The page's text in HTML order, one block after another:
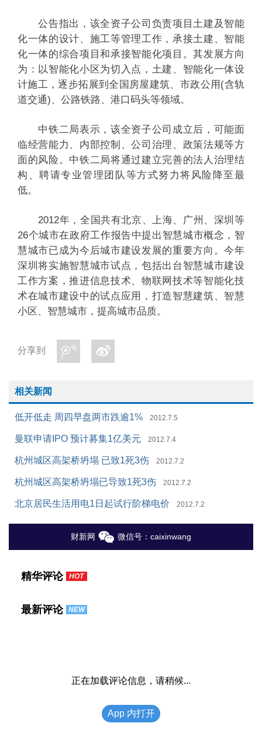
公告指出，该全资子公司负责项目土建及智能
化一体的设计、施工等管理工作，承接土建、智能
化一体的综合项目和承接智能化项目。其发展方向
为：以智能化小区为切入点，土建、智能化一体设
计施工，逐步拓展到全国房屋建筑、市政公用(含轨
道交通)、公路铁路、港口码头等领域。
中铁二局表示，该全资子公司成立后，可能面
临经营能力、内部控制、公司治理、政策法规等方
面的风险。中铁二局将通过建立完善的法人治理结
构、聘请专业管理团队等方式努力将风险降至最
低。
2012年，全国共有北京、上海、广州、深圳等
26个城市在政府工作报告中提出智慧城市概念，智
慧城市已成为今后城市建设发展的重要方向。今年
深圳将实施智慧城市试点，包括出台智慧城市建设
工作方案，推进信息技术、物联网技术等智能化技
术在城市建设中的试点应用，打造智慧建筑、智慧
小区、智慧城市，提高城市品质。
分享到
相关新闻
低开低走 周四早盘两市跌逾1% 2012.7.5
曼联申请IPO 预计募集1亿美元 2012.7.4
杭州城区高架桥坍塌 已致1死3伤 2012.7.2
杭州城区高架桥坍塌已导致1死3伤 2012.7.2
北京居民生活用电1日起试行阶梯电价 2012.7.2
财新网 微信号：caixinwang
精华评论 HOT
最新评论 NEW
正在加载评论信息，请稍候...
App 内打开